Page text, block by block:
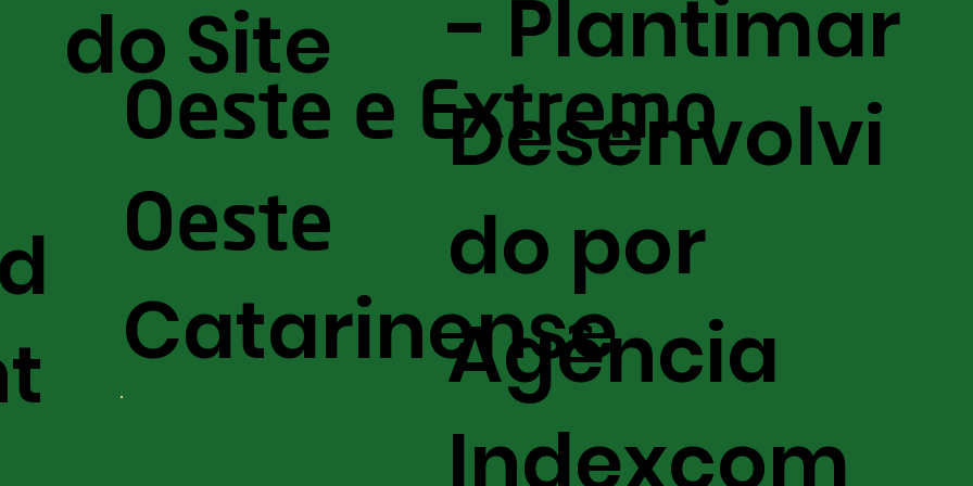
- Plantimar
Desenvolvi
do por
Agência
Indexcom
do Site
Oeste e Extremo
Oeste
Catarinense